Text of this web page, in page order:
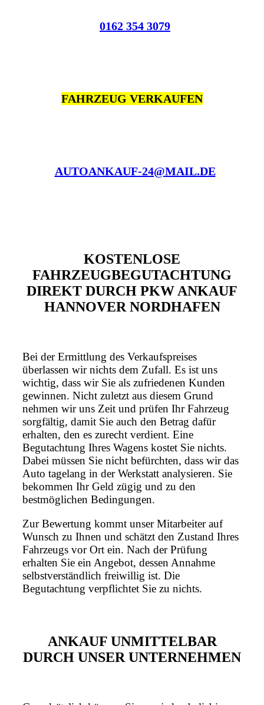
0162 354 3079
FAHRZEUG VERKAUFEN
AUTOANKAUF-24@MAIL.DE
KOSTENLOSE
FAHRZEUGBEGUTACHTUNG
DIREKT DURCH PKW ANKAUF
HANNOVER NORDHAFEN
Bei der Ermittlung des Verkaufspreises
überlassen wir nichts dem Zufall. Es ist uns
wichtig, dass wir Sie als zufriedenen Kunden
gewinnen. Nicht zuletzt aus diesem Grund
nehmen wir uns Zeit und prüfen Ihr Fahrzeug
sorgfältig, damit Sie auch den Betrag dafür
erhalten, den es zurecht verdient. Eine
Begutachtung Ihres Wagens kostet Sie nichts.
Dabei müssen Sie nicht befürchten, dass wir das
Auto tagelang in der Werkstatt analysieren. Sie
bekommen Ihr Geld zügig und zu den
bestmöglichen Bedingungen.
Zur Bewertung kommt unser Mitarbeiter auf
Wunsch zu Ihnen und schätzt den Zustand Ihres
Fahrzeugs vor Ort ein. Nach der Prüfung
erhalten Sie ein Angebot, dessen Annahme
selbstverständlich freiwillig ist. Die
Begutachtung verpflichtet Sie zu nichts.
ANKAUF UNMITTELBAR
DURCH UNSER UNTERNEHMEN